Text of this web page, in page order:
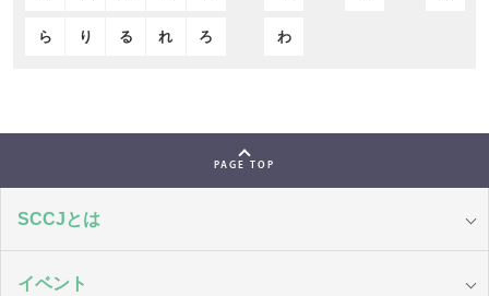
ら り る れ ろ わ
PAGE TOP
SCCJとは
イベント